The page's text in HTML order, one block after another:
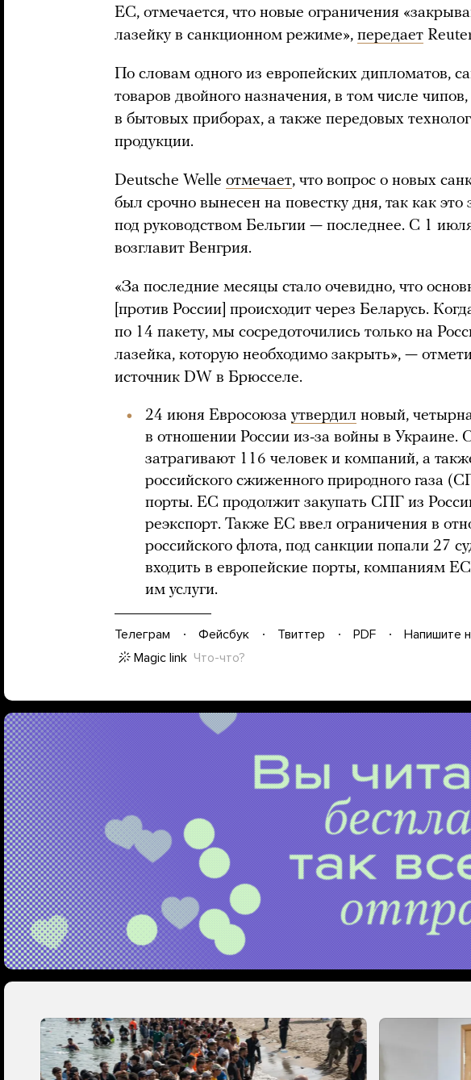
ЕС, отмечается, что новые ограничения
лазейку в санкционном режиме», передает
По словам одного из европейских дипломатов,
товаров двойного назначения, в том числе
в бытовых приборах, а также передовых
продукции.
Deutsche Welle отмечает, что вопрос о новых
был срочно вынесен на повестку дня, так как это
под руководством Бельгии — последнее. С 1
возглавит Венгрия.
«За последние месяцы стало очевидно, что
[против России] происходит через Беларусь.
по 14 пакету, мы сосредоточились только на
лазейка, которую необходимо закрыть», —
источник DW в Брюсселе.
24 июня Евросоюза утвердил новый,
в отношении России из-за войны в Украине.
затрагивают 116 человек и компаний, а
российского сжиженного природного газа
порты. ЕС продолжит закупать СПГ из
реэкспорт. Также ЕС ввел ограничения в
российского флота, под санкции попали 27
входить в европейские порты, компаниям
им услуги.
Телеграм Фейсбук Твиттер PDF
Напишите
Magic link Что-что?